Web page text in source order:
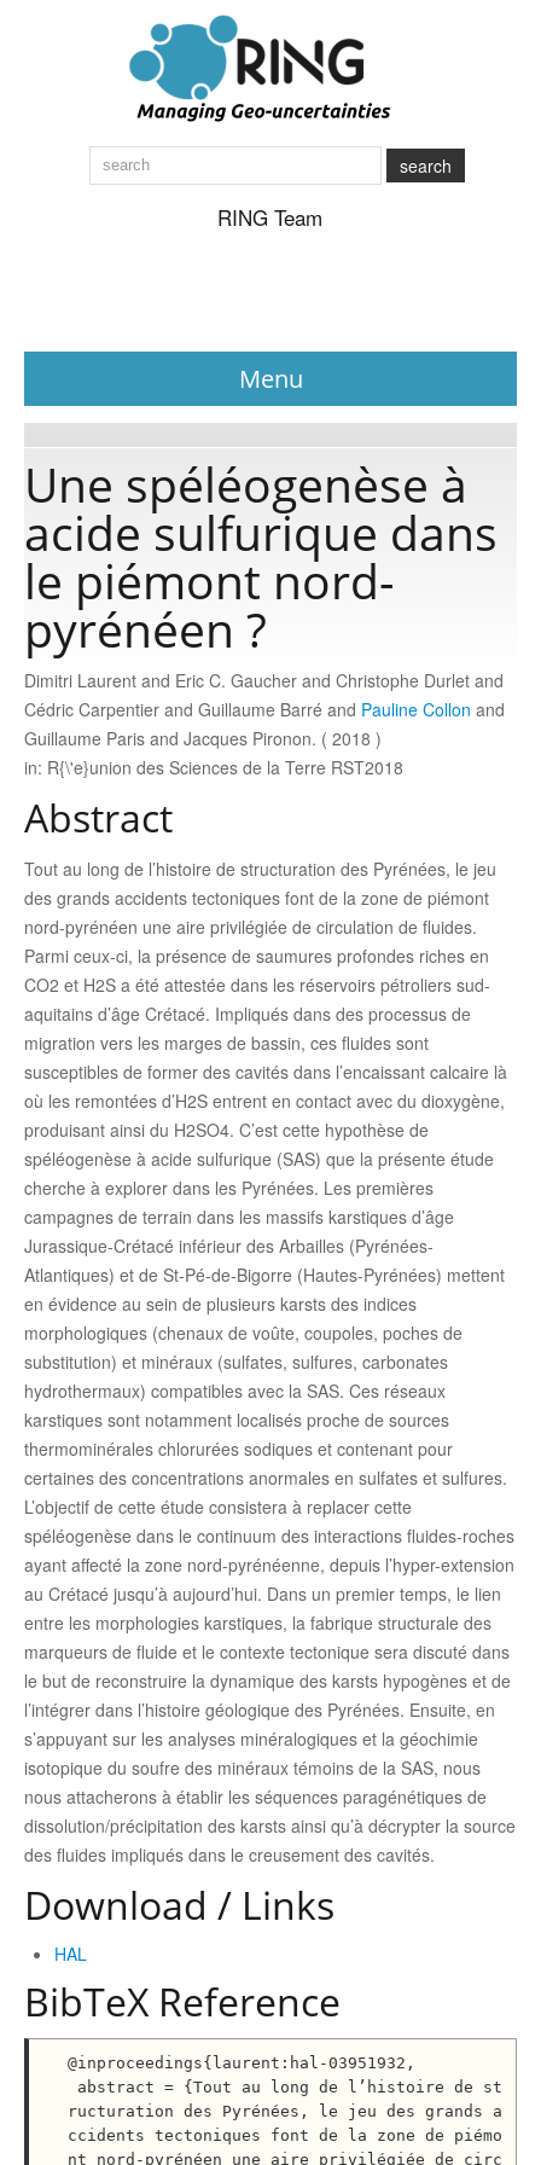
search
RING Team
Menu
News
About
Publications
Software
Data
Consortium
Work with us
Contact us
Une spéléogenèse à
acide sulfurique dans
le piémont nord-
pyrénéen ?
Dimitri Laurent and Eric C. Gaucher and Christophe Durlet and
Cédric Carpentier and Guillaume Barré and Pauline Collon and
Guillaume Paris and Jacques Pironon. ( 2018 )
in: R{\'e}union des Sciences de la Terre RST2018
Abstract
Tout au long de l’histoire de structuration des Pyrénées, le jeu
des grands accidents tectoniques font de la zone de piémont
nord-pyrénéen une aire privilégiée de circulation de fluides.
Parmi ceux-ci, la présence de saumures profondes riches en
CO2 et H2S a été attestée dans les réservoirs pétroliers sud-
aquitains d’âge Crétacé. Impliqués dans des processus de
migration vers les marges de bassin, ces fluides sont
susceptibles de former des cavités dans l’encaissant calcaire là
où les remontées d’H2S entrent en contact avec du dioxygène,
produisant ainsi du H2SO4. C’est cette hypothèse de
spéléogenèse à acide sulfurique (SAS) que la présente étude
cherche à explorer dans les Pyrénées. Les premières
campagnes de terrain dans les massifs karstiques d’âge
Jurassique-Crétacé inférieur des Arbailles (Pyrénées-
Atlantiques) et de St-Pé-de-Bigorre (Hautes-Pyrénées) mettent
en évidence au sein de plusieurs karsts des indices
morphologiques (chenaux de voûte, coupoles, poches de
substitution) et minéraux (sulfates, sulfures, carbonates
hydrothermaux) compatibles avec la SAS. Ces réseaux
karstiques sont notamment localisés proche de sources
thermominérales chlorurées sodiques et contenant pour
certaines des concentrations anormales en sulfates et sulfures.
L’objectif de cette étude consistera à replacer cette
spéléogenèse dans le continuum des interactions fluides-roches
ayant affecté la zone nord-pyrénéenne, depuis l’hyper-extension
au Crétacé jusqu’à aujourd’hui. Dans un premier temps, le lien
entre les morphologies karstiques, la fabrique structurale des
marqueurs de fluide et le contexte tectonique sera discuté dans
le but de reconstruire la dynamique des karsts hypogènes et de
l’intégrer dans l’histoire géologique des Pyrénées. Ensuite, en
s’appuyant sur les analyses minéralogiques et la géochimie
isotopique du soufre des minéraux témoins de la SAS, nous
nous attacherons à établir les séquences paragénétiques de
dissolution/précipitation des karsts ainsi qu’à décrypter la source
des fluides impliqués dans le creusement des cavités.
Download / Links
HAL
BibTeX Reference
@inproceedings{laurent:hal-03951932,
ructuration des Pyrénées, le jeu des grands a
ccidents tectoniques font de la zone de piémo
nt nord-pyrénéen une aire privilégiée de circ